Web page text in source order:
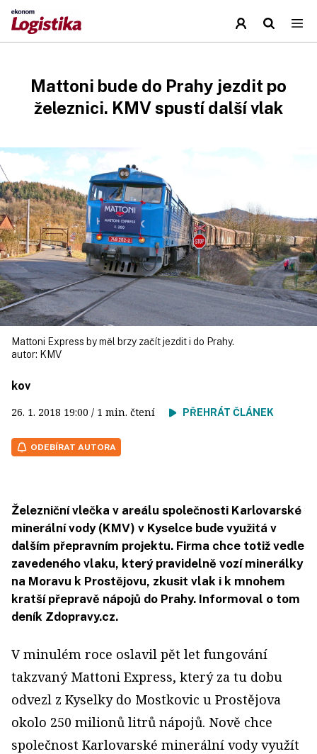
Mattoni bude do Prahy jezdit po
železnici. KMV spustí další vlak
Mattoni Express by měl brzy začít jezdit i do Prahy.
autor: KMV
kov
26. 1. 2018 19:00 / 1 min. čtení PŘEHRÁT ČLÁNEK
ODEBÍRAT AUTORA
Železniční vlečka v areálu společnosti Karlovarské
minerální vody (KMV) v Kyselce bude využitá v
dalším přepravním projektu. Firma chce totiž vedle
zavedeného vlaku, který pravidelně vozí minerálky
na Moravu k Prostějovu, zkusit vlak i k mnohem
kratší přepravě nápojů do Prahy. Informoval o tom
deník Zdopravy.cz.
V minulém roce oslavil pět let fungování
takzvaný Mattoni Express, který za tu dobu
odvezl z Kyselky do Mostkovic u Prostějova
okolo 250 milionů litrů nápojů. Nově chce
společnost Karlovarské minerální vody využít